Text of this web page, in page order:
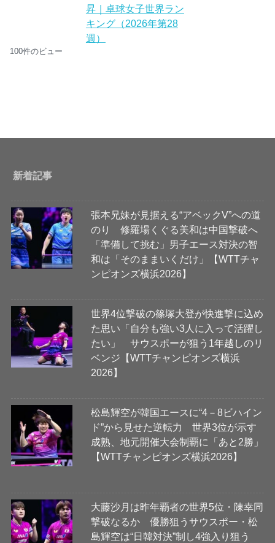
昇｜卓球女子世界ラン
キング（2026年第28
週）
100件のビュー
新着記事
張本兄妹が見据える“アベックV”への道
のり 修羅場くぐる美和は中国撃破へ
「準備して挑む」男子エース対決の智
和は「そのままいくだけ」【WTTチャ
ンピオンズ横浜2026】
世界4位撃破の篠塚大登が快進撃に込め
た思い「自分も強い3人に入って活躍し
たい」 サウスポーが狙う1年越しのリ
ベンジ【WTTチャンピオンズ横浜
2026】
松島輝空が韓国エースに“4－8ビハイン
ド”から見せた逆転力 世界3位が示す
成熟、地元開催大会制覇に「あと2勝」
【WTTチャンピオンズ横浜2026】
大藤沙月は昨年覇者の世界5位・陳幸同
撃破なるか 優勝狙うサウスポー・松
島輝空は“日韓対決”制し4強入り狙う